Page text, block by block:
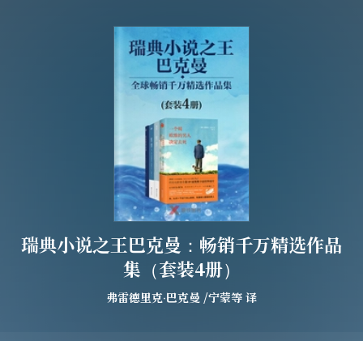
瑞典小说之王巴克曼：畅销千万精选作品
集（套装4册）
弗雷德里克·巴克曼 /宁蒙等 译